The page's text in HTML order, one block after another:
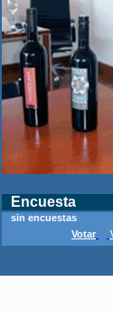
Encuesta
sin encuestas
Votar